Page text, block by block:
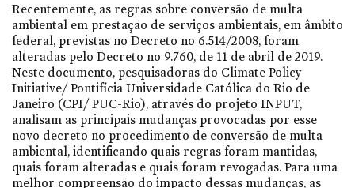
Recentemente, as regras sobre conversão de multa
ambiental em prestação de serviços ambientais, em âmbito
federal, previstas no Decreto no 6.514/2008, foram
alteradas pelo Decreto no 9.760, de 11 de abril de 2019.
Neste documento, pesquisadoras do Climate Policy
Initiative/ Pontifícia Universidade Católica do Rio de
Janeiro (CPI/ PUC-Rio), através do projeto INPUT,
analisam as principais mudanças provocadas por esse
novo decreto no procedimento de conversão de multa
ambiental, identificando quais regras foram mantidas,
quais foram alteradas e quais foram revogadas. Para uma
melhor compreensão do impacto dessas mudanças, as